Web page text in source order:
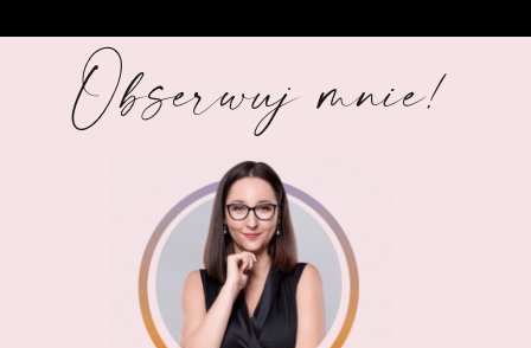
Obserwuj mnie!